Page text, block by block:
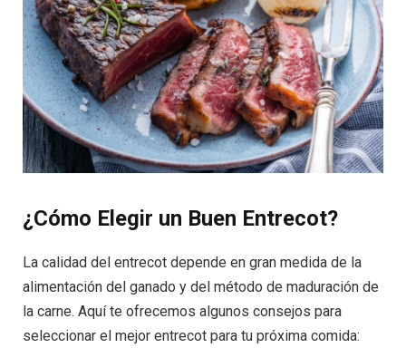
¿Cómo Elegir un Buen Entrecot?
La calidad del entrecot depende en gran medida de la
alimentación del ganado y del método de maduración de
la carne. Aquí te ofrecemos algunos consejos para
seleccionar el mejor entrecot para tu próxima comida: